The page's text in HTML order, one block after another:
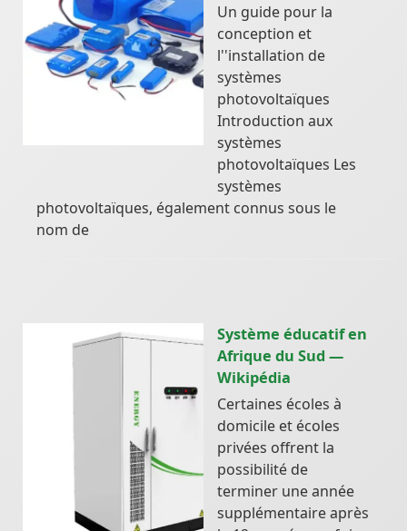
Un guide pour la
conception et
l''installation de
systèmes
photovoltaïques
Introduction aux
systèmes
photovoltaïques Les
systèmes
photovoltaïques, également connus sous le
nom de
Système éducatif en
Afrique du Sud —
Wikipédia
Certaines écoles à
domicile et écoles
privées offrent la
possibilité de
terminer une année
supplémentaire après